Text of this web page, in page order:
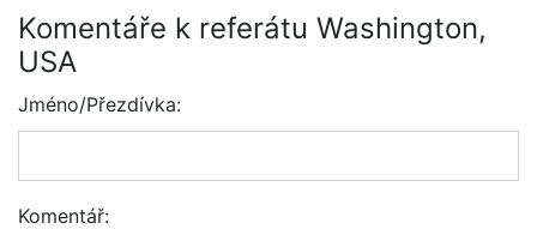
Komentáře k referátu Washington,
USA
Jméno/Přezdívka:
Komentář: